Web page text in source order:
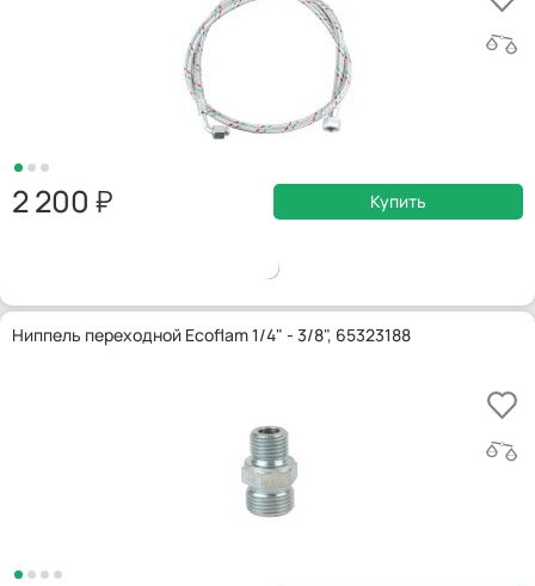
2 200 Купить
Ниппель переходной Ecoflam 1/4" - 3/8", 65323188